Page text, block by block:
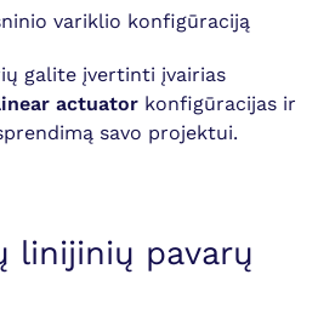
variklio konfigūraciją
galite įvertinti įvairias
actuator konfigūracijas ir
savo projektui.
linijinių pavarų